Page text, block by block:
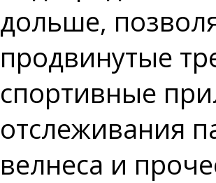
дольше,
продвинутые
спортивные
отслеживания
велнеса и